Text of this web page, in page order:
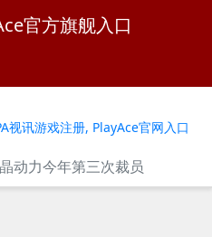
官方旗舰入口
视讯游戏注册, PlayAce官网入口
动力今年第三次裁员